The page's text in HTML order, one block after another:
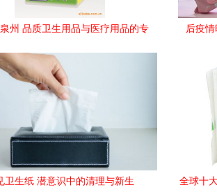
州 品质卫生用品与医疗用品的专
后疫
卫生纸 潜意识中的清理与新生 全球十